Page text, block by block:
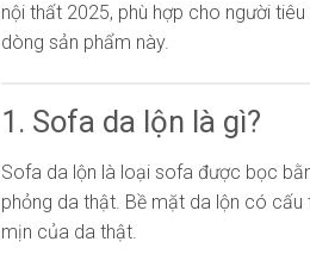
nội thất 2025, phù hợp cho người
dòng sản phẩm này.
1. Sofa da lộn là gì?
Sofa da lộn là loại sofa được bọc
phỏng da thật. Bề mặt da lộn có
mịn của da thật.